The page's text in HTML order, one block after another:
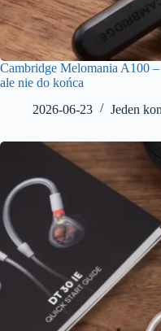
Cambridge Melomania A100
ale nie do końca
2026-06-23
Jeden